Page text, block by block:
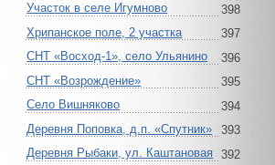
Участок в селе Игумново
398
Хрипанское поле, 2 участка
397
СНТ «Восход-1», село Ульянино
396
СНТ «Возрождение»
395
Село Вишняково
394
Деревня Поповка, д.п. «Спутник»
393
Деревня Рыбаки, ул. Каштановая 392